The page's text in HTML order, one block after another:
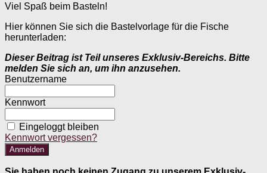
Viel Spaß beim Basteln!
Hier können Sie sich die Bastelvorlage für die Fische
herunterladen:
Dieser Beitrag ist Teil unseres Exklusiv-Bereichs. Bitte
melden Sie sich an, um ihn anzusehen.
Benutzername
Kennwort
Eingeloggt bleiben
Kennwort vergessen?